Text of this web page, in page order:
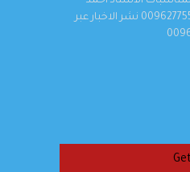
صلاح الشوعاني : 00962775564852 نشر الاخبار عبر